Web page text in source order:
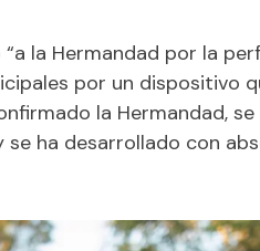
la Hermandad por la
por un dispositivo
la Hermandad,
ha desarrollado con